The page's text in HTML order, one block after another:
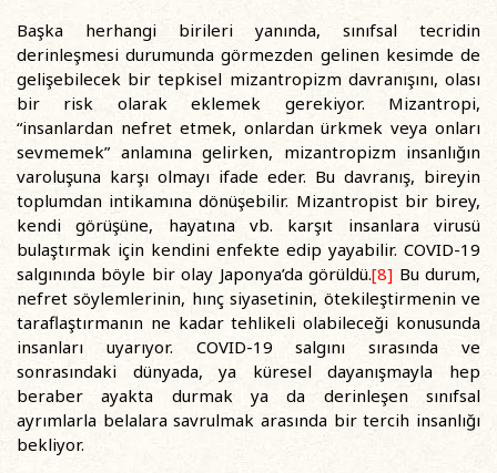
Başka herhangi birileri yanında, sınıfsal tecridin
derinleşmesi durumunda görmezden gelinen kesimde de
gelişebilecek bir tepkisel mizantropizm davranışını, olası
bir risk olarak eklemek gerekiyor. Mizantropi,
“insanlardan nefret etmek, onlardan ürkmek veya onları
sevmemek” anlamına gelirken, mizantropizm insanlığın
varoluşuna karşı olmayı ifade eder. Bu davranış, bireyin
toplumdan intikamına dönüşebilir. Mizantropist bir birey,
kendi görüşüne, hayatına vb. karşıt insanlara virusü
bulaştırmak için kendini enfekte edip yayabilir. COVID-19
salgınında böyle bir olay Japonya’da görüldü.[8] Bu durum,
nefret söylemlerinin, hınç siyasetinin, ötekileştirmenin ve
taraflaştırmanın ne kadar tehlikeli olabileceği konusunda
insanları uyarıyor. COVID-19 salgını sırasında ve
sonrasındaki dünyada, ya küresel dayanışmayla hep
beraber ayakta durmak ya da derinleşen sınıfsal
ayrımlarla belalara savrulmak arasında bir tercih insanlığı
bekliyor.